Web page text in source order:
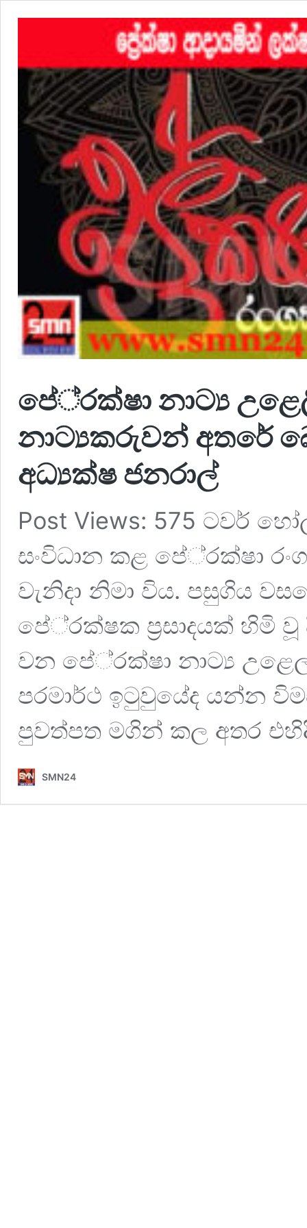
පේ‍්‍රක්ෂා නාට්‍ය
නාට්‍යකරුවන් අතරේ
අධ්‍යක්ෂ ජනරාල්
Post Views: 575 ටවර්
සංවිධාන කළ පේ‍්‍රක්ෂා
වැනිදා නිමා විය. පසුගිය
පේ‍්‍රක්ෂක ප‍්‍රසාදයක් හිමි වූ
වන පේ‍්‍රක්ෂා නාට්‍ය
පරමාර්ථ ඉටුවුයේද යන්න
පුවත්පත මගින් කල අතර
SMN24